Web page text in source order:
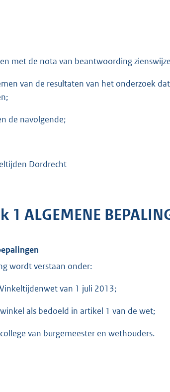
met de nota van beantwoording
van de resultaten van het onderzoek
de navolgende;
Dordrecht
ALGEMENE
wordt verstaan onder:
van 1 juli 2013;
als bedoeld in artikel 1 van de wet;
van burgemeester en wethouders.